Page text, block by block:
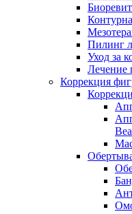
Пилинг
Уход за
Коррекция